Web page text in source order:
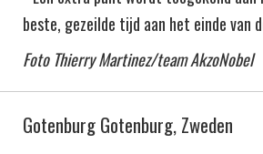
beste, gezeilde tijd aan het einde van
Foto Thierry Martinez/team AkzoNobel
Gotenburg Gotenburg, Zweden